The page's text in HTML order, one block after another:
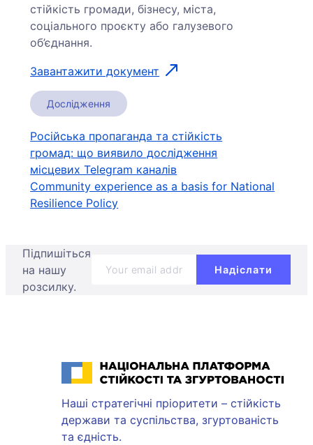
стійкість громади, бізнесу, міста,
соціального проєкту або галузевого
об’єднання.
Завантажити документ
Дослідження
Навігація
записів
Російська пропаганда та стійкість
громад: що виявило дослідження
місцевих Telegram каналів
Community experience as a basis for National
Resilience Policy
Підпишіться
на нашу
розсилку.
Національна платформа стійкості та згуртованості
Наші стратегічні пріоритети – стійкість
держави та суспільства, згуртованість
та єдність.